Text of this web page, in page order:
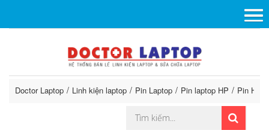
Doctor Laptop Linh kiện laptop Pin Laptop Pin laptop HP Pin HP